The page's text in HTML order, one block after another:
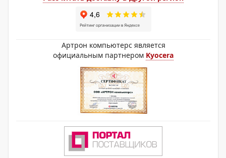
Артрон компьютерс является
официальным партнером Kyocera